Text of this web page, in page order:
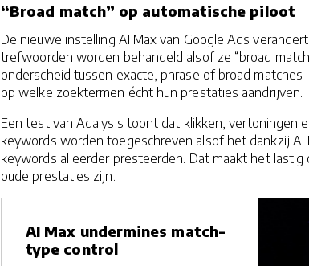
“Broad match” op automatische piloot
De nieuwe instelling AI Max van Google Ads
trefwoorden worden behandeld alsof ze “broad
onderscheid tussen exacte, phrase of broad
op welke zoektermen écht hun prestaties aandrijven.
Een test van Adalysis toont dat klikken, vertoningen
keywords worden toegeschreven alsof het dankzij
keywords al eerder presteerden. Dat maakt het
oude prestaties zijn.
AI Max undermines match-
type control